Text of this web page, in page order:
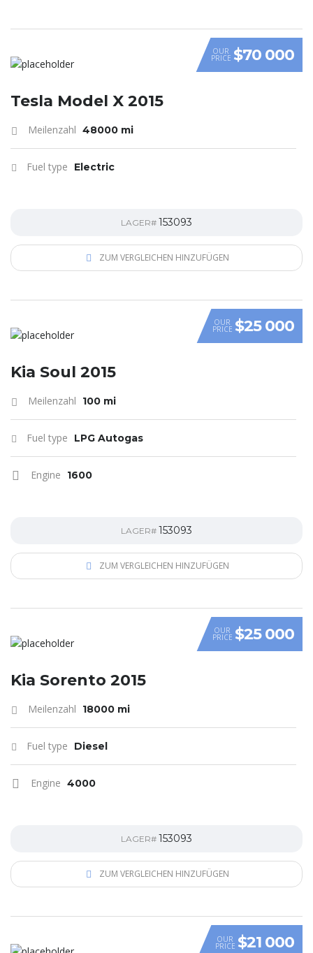
OUR
PRICE $70 000
Tesla Model X 2015
Meilenzahl 48000 mi
Fuel type Electric
LAGER# 153093
ZUM VERGLEICHEN HINZUFÜGEN
VIDEO
OUR
PRICE $25 000
Kia Soul 2015
Meilenzahl 100 mi
Fuel type LPG Autogas
Engine 1600
LAGER# 153093
ZUM VERGLEICHEN HINZUFÜGEN
OUR
PRICE $25 000
Kia Sorento 2015
Meilenzahl 18000 mi
Fuel type Diesel
Engine 4000
LAGER# 153093
ZUM VERGLEICHEN HINZUFÜGEN
OUR
PRICE $21 000